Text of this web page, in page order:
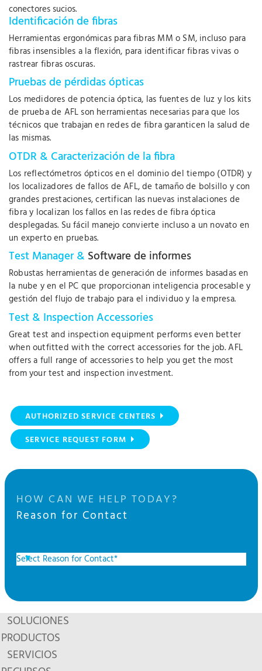
conectores sucios.
Identificación de fibras
Herramientas ergonómicas para fibras MM o SM, incluso para
fibras insensibles a la flexión, para identificar fibras vivas o
rastrear fibras oscuras.
Pruebas de pérdidas ópticas
Los medidores de potencia óptica, las fuentes de luz y los kits
de prueba de AFL son herramientas necesarias para que los
técnicos que trabajan en redes de fibra garanticen la salud de
las mismas.
OTDR & Caracterización de la fibra
Los reflectómetros ópticos en el dominio del tiempo (OTDR) y
los localizadores de fallos de AFL, de tamaño de bolsillo y con
grandes prestaciones, certifican las nuevas instalaciones de
fibra y localizan los fallos en las redes de fibra óptica
desplegadas. Su fácil manejo convierte incluso a un novato en
un experto en pruebas.
Test Manager & Software de informes
Robustas herramientas de generación de informes basadas en
la nube y en el PC que proporcionan inteligencia procesable y
gestión del flujo de trabajo para el individuo y la empresa.
Test & Inspection Accessories
Great test and inspection equipment performs even better
when outfitted with the correct accessories for the job. AFL
offers a full range of accessories to help you get the most
from your test and inspection investment.
AUTHORIZED SERVICE CENTERS
SERVICE REQUEST FORM
HOW CAN WE HELP TODAY?
Reason for Contact
SOLUCIONES
PRODUCTOS
SERVICIOS